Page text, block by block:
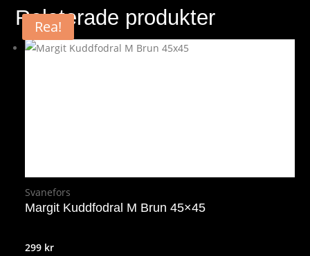
Relaterade produkter
Svanefors
Margit Kuddfodral M Brun 45×45
299 kr
Rea!